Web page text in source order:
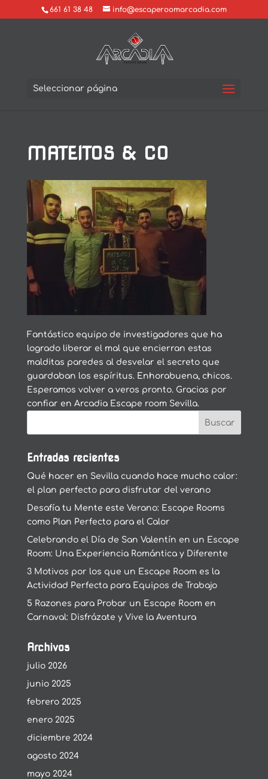
661 61 38 48 info@escaperoomarcadia.com
Seleccionar página
MATEITOS & CO
Fantástico equipo de investigadores que ha
logrado liberar el mal que encierran estas
malditas paredes al desvelar el secreto que
guardaban los espíritus. Enhorabuena, chicos.
Esperamos volver a veros pronto. Gracias por
confiar en Arcadia Escape room Sevilla.
Entradas recientes
Qué hacer en Sevilla cuando hace mucho calor:
el plan perfecto para disfrutar del verano
Desafía tu Mente este Verano: Escape Rooms
como Plan Perfecto para el Calor
Celebrando el Día de San Valentín en un Escape
Room: Una Experiencia Romántica y Diferente
3 Motivos por los que un Escape Room es la
Actividad Perfecta para Equipos de Trabajo
5 Razones para Probar un Escape Room en
Carnaval: Disfrázate y Vive la Aventura
Archivos
julio 2026
junio 2025
febrero 2025
enero 2025
diciembre 2024
agosto 2024
mayo 2024